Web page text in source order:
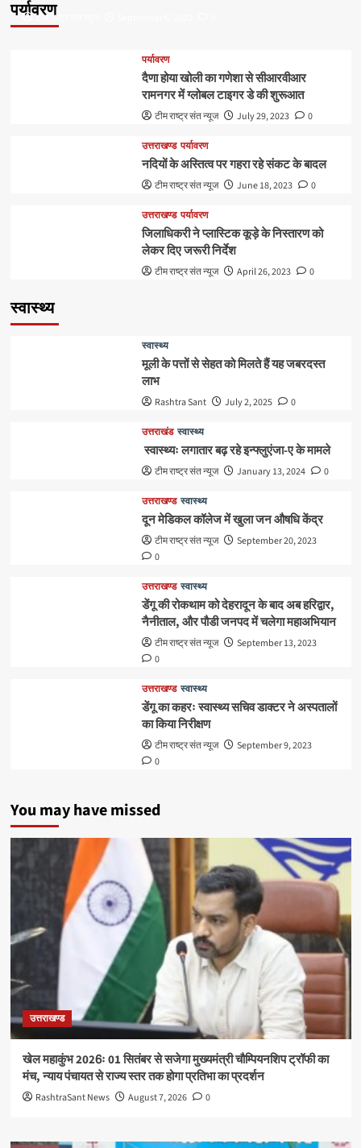
पर्यावरणटीम राष्ट्र संत न्यूज
पर्यावरण
दैणा होया खोली का गणेशा से सीआरवीआर
रामनगर में ग्लोबल टाइगर डे की शुरूआत
टीम राष्ट्र संत न्यूज July 29, 2023 0
उत्तराखण्ड पर्यावरण
नदियों के अस्तित्व पर गहरा रहे संकट के बादल
टीम राष्ट्र संत न्यूज June 18, 2023 0
उत्तराखण्ड पर्यावरण
जिलाधिकरी ने प्लास्टिक कूड़े के निस्तारण को
लेकर दिए जरूरी निर्देश
टीम राष्ट्र संत न्यूज April 26, 2023 0
स्वास्थ्य
स्वास्थ्य
मूली के पत्तों से सेहत को मिलते हैं यह जबरदस्त
लाभ
Rashtra Sant July 2, 2025 0
उत्तराखंड स्वास्थ्य
स्वास्थ्यः लगातार बढ़ रहे इन्फ्लुएंजा-ए के मामले
टीम राष्ट्र संत न्यूज January 13, 2024 0
उत्तराखण्ड स्वास्थ्य
दून मेडिकल कॉलेज में खुला जन औषधि केंद्र
टीम राष्ट्र संत न्यूज
September 20, 2023
0
उत्तराखण्ड स्वास्थ्य
डेंगू की रोकथाम को देहरादून के बाद अब हरिद्वार,
नैनीताल, और पौडी जनपद में चलेगा महाअभियान
टीम राष्ट्र संत न्यूज
September 13, 2023
0
उत्तराखण्ड स्वास्थ्य
डेंगू का कहरः स्वास्थ्य सचिव डाक्टर ने अस्पतालों
का किया निरीक्षण
टीम राष्ट्र संत न्यूज
September 9, 2023
0
You may have missed
उत्तराखण्ड
खेल महाकुंभ 2026ः 01 सितंबर से सजेगा मुख्यमंत्री चौम्पियनशिप ट्रॉफी का
मंच, न्याय पंचायत से राज्य स्तर तक होगा प्रतिभा का प्रदर्शन
RashtraSant News August 7, 2026 0